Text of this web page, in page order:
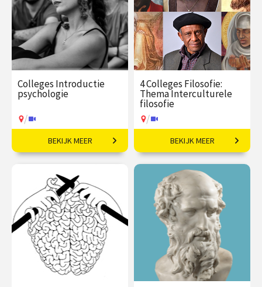
Colleges Introductie
psychologie
/
Van gedrag tot geheugen,
van stoornissen tot
€ 345,00
vanaf 22
sep
/ Op locatie of online
BEKIJK MEER
4 Colleges Filosofie:
Thema Interculturele
filosofie
/
Wat kunnen wij leren van
denkers wereldwijd?
€ 145,00
vanaf 19
jan
Op locatie of online
BEKIJK MEER